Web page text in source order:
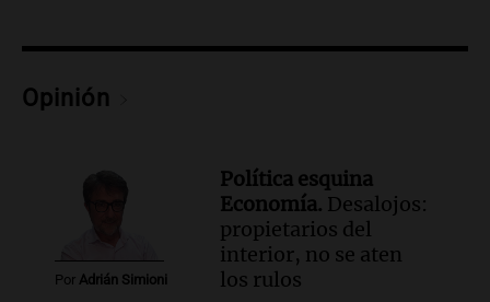
Episodios
fallecimiento de un docente
Panorama Federal
Episodios
Encuentran cuerpo en el Riacho
Santa Fe: se trataría de un hombre
desaparecido mientras practicaba
Opinión
Por Adrián Simioni
Política esquina
Economía. Desalojos:
propietarios del
interior, no se aten
los rulos